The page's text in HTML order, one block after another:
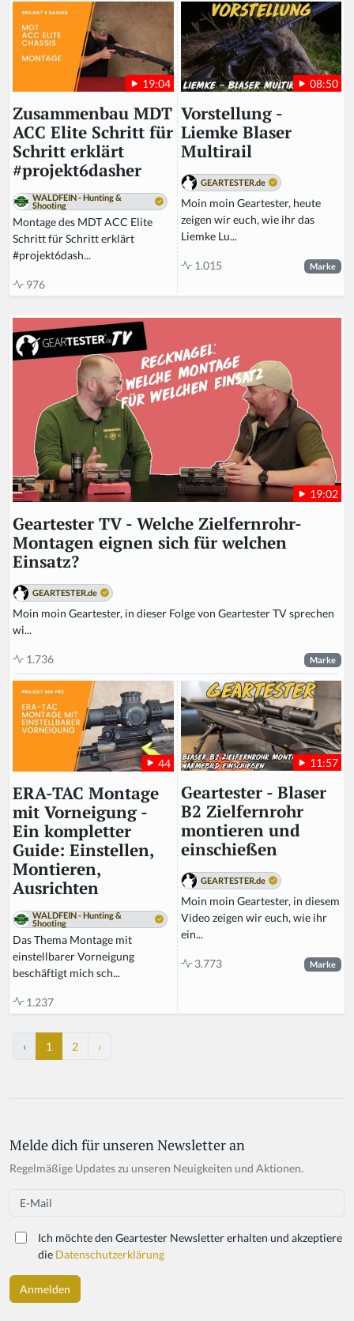
19:04
Zusammenbau MDT
ACC Elite Schritt für
Schritt erklärt
#projekt6dasher
WALDFEIN - Hunting &
Shooting
Montage des MDT ACC Elite
Schritt für Schritt erklärt
#projekt6dash...
976
08:50
Vorstellung -
Liemke Blaser
Multirail
GEARTESTER.de
Moin moin Geartester, heute
zeigen wir euch, wie ihr das
Liemke Lu...
1.015 Marke
19:02
Geartester TV - Welche Zielfernrohr-
Montagen eignen sich für welchen
Einsatz?
GEARTESTER.de
Moin moin Geartester, in dieser Folge von Geartester TV sprechen
wi...
1.736 Marke
44
ERA-TAC Montage
mit Vorneigung -
Ein kompletter
Guide: Einstellen,
Montieren,
Ausrichten
WALDFEIN - Hunting &
Shooting
Das Thema Montage mit
einstellbarer Vorneigung
beschäftigt mich sch...
1.237
11:57
Geartester - Blaser
B2 Zielfernrohr
montieren und
einschießen
GEARTESTER.de
Moin moin Geartester, in diesem
Video zeigen wir euch, wie ihr
ein...
3.773 Marke
‹ 1 2 ›
Melde dich für unseren Newsletter an
Regelmäßige Updates zu unseren Neuigkeiten und Aktionen.
Email
Ich möchte den Geartester Newsletter erhalten und akzeptiere
die Datenschutzerklärung